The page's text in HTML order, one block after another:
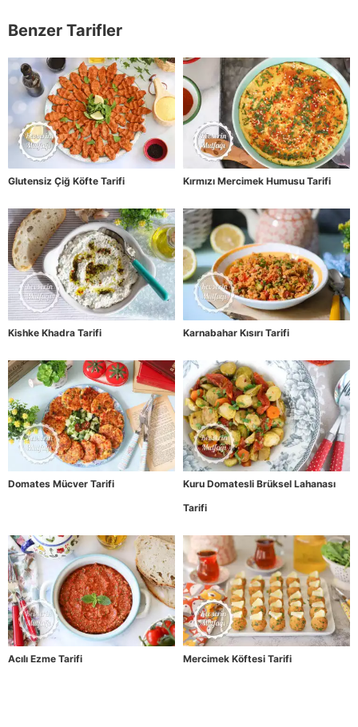
Benzer Tarifler
Glutensiz Çiğ Köfte Tarifi Kırmızı Mercimek Humusu Tarifi
Kishke Khadra Tarifi Karnabahar Kısırı Tarifi
Domates Mücver Tarifi
Kuru Domatesli Brüksel Lahanası
Tarifi
Acılı Ezme Tarifi Mercimek Köftesi Tarifi